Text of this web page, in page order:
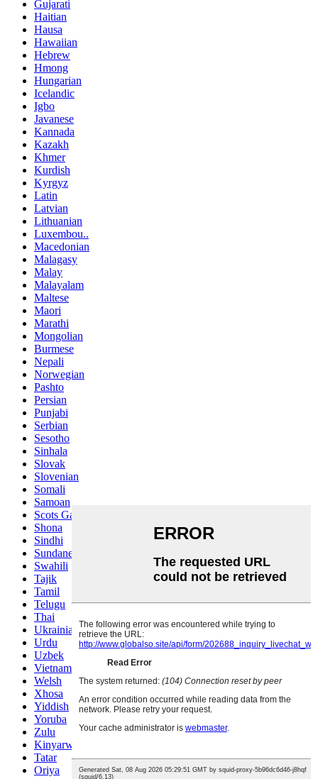
Gujarati
Haitian
Hausa
Hawaiian
Hebrew
Hmong
Hungarian
Icelandic
Igbo
Javanese
Kannada
Kazakh
Khmer
Kurdish
Kyrgyz
Latin
Latvian
Lithuanian
Luxembou..
Macedonian
Malagasy
Malay
Malayalam
Maltese
Maori
Marathi
Mongolian
Burmese
Nepali
Norwegian
Pashto
Persian
Punjabi
Serbian
Sesotho
Sinhala
Slovak
Slovenian
Somali
Samoan
Scots Gaelic
Shona
Sindhi
Sundanese
Swahili
Tajik
Tamil
Telugu
Thai
Ukrainian
Urdu
Uzbek
Vietnamese
Welsh
Xhosa
Yiddish
Yoruba
Zulu
Kinyarwanda
Tatar
Oriya